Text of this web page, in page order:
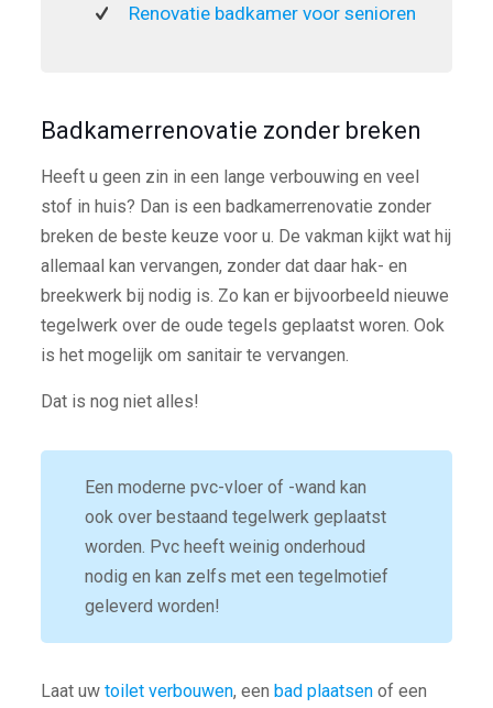
Renovatie badkamer voor senioren
Badkamerrenovatie zonder breken
Heeft u geen zin in een lange verbouwing en veel
stof in huis? Dan is een badkamerrenovatie zonder
breken de beste keuze voor u. De vakman kijkt wat hij
allemaal kan vervangen, zonder dat daar hak- en
breekwerk bij nodig is. Zo kan er bijvoorbeeld nieuwe
tegelwerk over de oude tegels geplaatst woren. Ook
is het mogelijk om sanitair te vervangen.
Dat is nog niet alles!
Een moderne pvc-vloer of -wand kan
ook over bestaand tegelwerk geplaatst
worden. Pvc heeft weinig onderhoud
nodig en kan zelfs met een tegelmotief
geleverd worden!
Laat uw toilet verbouwen, een bad plaatsenof een